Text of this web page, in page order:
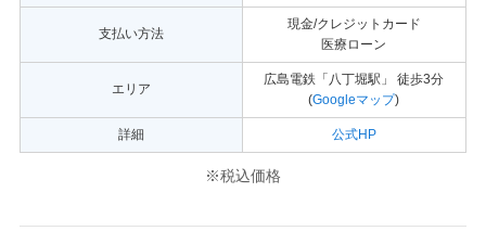
支払い方法
現金/クレジットカード
医療ローン
エリア
広島電鉄「八丁堀駅」 徒歩3分
(Googleマップ)
詳細 公式HP
※税込価格